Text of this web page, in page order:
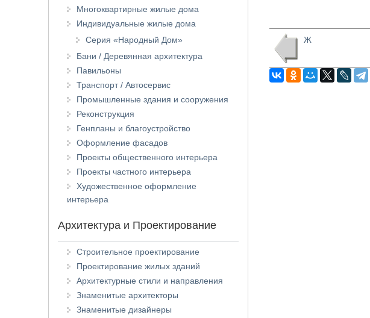
Ж
Многоквартирные жилые дома
Индивидуальные жилые дома
Серия «Народный Дом»
Бани / Деревянная архитектура
Павильоны
Транспорт / Автосервис
Промышленные здания и сооружения
Реконструкция
Генпланы и благоустройство
Оформление фасадов
Проекты общественного интерьера
Проекты частного интерьера
Художественное оформление
интерьера
Архитектура и Проектирование
Строительное проектирование
Проектирование жилых зданий
Архитектурные стили и направления
Знаменитые архитекторы
Знаменитые дизайнеры